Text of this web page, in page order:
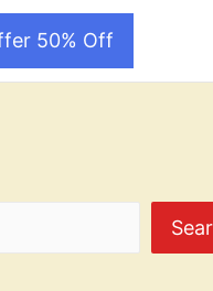
50% Off